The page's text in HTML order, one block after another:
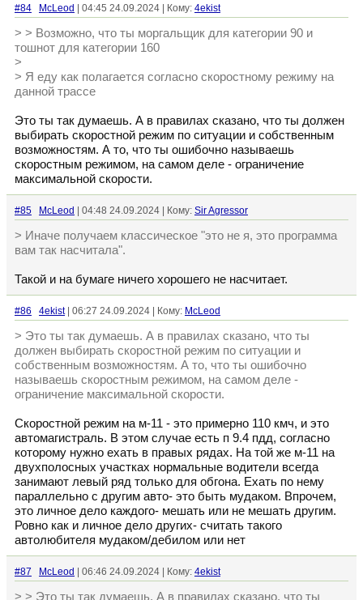
#84 McLeod | 04:45 24.09.2024 | Кому: 4ekist
> > Возможно, что ты моргальщик для категории 90 и
тошнот для категории 160
>
> Я еду как полагается согласно скоростному режиму на
данной трассе
Это ты так думаешь. А в правилах сказано, что ты должен
выбирать скоростной режим по ситуации и собственным
возможностям. А то, что ты ошибочно называешь
скоростным режимом, на самом деле - ограничение
максимальной скорости.
#85 McLeod | 04:48 24.09.2024 | Кому: Sir Agressor
> Иначе получаем классическое "это не я, это программа
вам так насчитала".
Такой и на бумаге ничего хорошего не насчитает.
#86 4ekist| 06:27 24.09.2024 | Кому: McLeod
> Это ты так думаешь. А в правилах сказано, что ты
должен выбирать скоростной режим по ситуации и
собственным возможностям. А то, что ты ошибочно
называешь скоростным режимом, на самом деле -
ограничение максимальной скорости.
Скоростной режим на м-11 - это примерно 110 кмч, и это
автомагистраль. В этом случае есть п 9.4 пдд, согласно
которому нужно ехать в правых рядах. На той же м-11 на
двухполосных участках нормальные водители всегда
занимают левый ряд только для обгона. Ехать по нему
параллельно с другим авто- это быть мудаком. Впрочем,
это личное дело каждого- мешать или не мешать другим.
Ровно как и личное дело других- считать такого
автолюбителя мудаком/дебилом или нет
#87 McLeod | 06:46 24.09.2024 | Кому: 4ekist
> > Это ты так думаешь. А в правилах сказано, что ты